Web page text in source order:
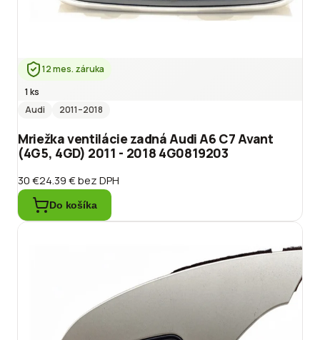
12 mes. záruka
1 ks
Audi
2011–2018
Mriežka ventilácie zadná Audi A6 C7 Avant
(4G5, 4GD) 2011 - 2018 4G0819203
30 €24.39 €bez DPH
Do košíka